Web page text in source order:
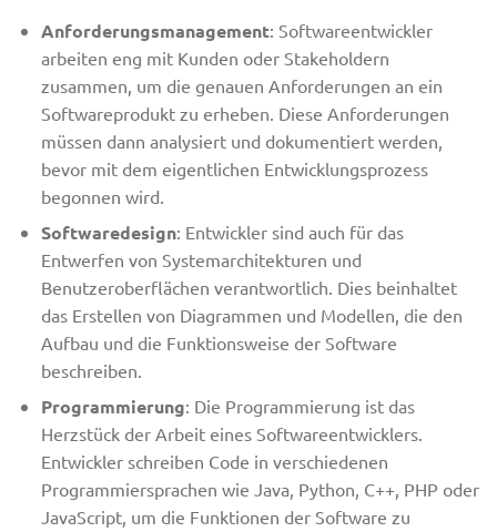
Anforderungsmanagement: Softwareentwickler
arbeiten eng mit Kunden oder Stakeholdern
zusammen, um die genauen Anforderungen an ein
Softwareprodukt zu erheben. Diese Anforderungen
müssen dann analysiert und dokumentiert werden,
bevor mit dem eigentlichen Entwicklungsprozess
begonnen wird.
Softwaredesign: Entwickler sind auch für das
Entwerfen von Systemarchitekturen und
Benutzeroberflächen verantwortlich. Dies beinhaltet
das Erstellen von Diagrammen und Modellen, die den
Aufbau und die Funktionsweise der Software
beschreiben.
Programmierung: Die Programmierung ist das
Herzstück der Arbeit eines Softwareentwicklers.
Entwickler schreiben Code in verschiedenen
Programmiersprachen wie Java, Python, C++, PHP oder
JavaScript, um die Funktionen der Software zu